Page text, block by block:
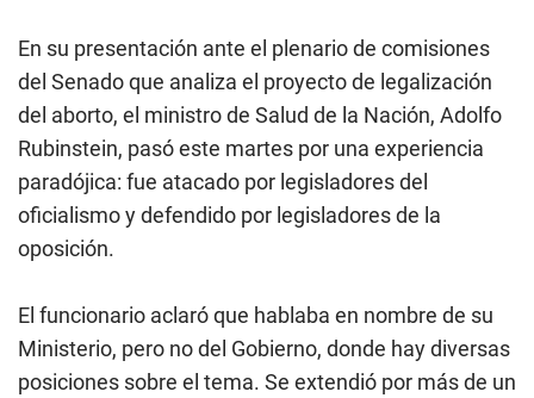
En su presentación ante el plenario de comisiones
del Senado que analiza el proyecto de legalización
del aborto, el ministro de Salud de la Nación, Adolfo
Rubinstein, pasó este martes por una experiencia
paradójica: fue atacado por legisladores del
oficialismo y defendido por legisladores de la
oposición.­
El funcionario aclaró que hablaba en nombre de su
Ministerio, pero no del Gobierno, donde hay diversas
posiciones sobre el tema. Se extendió por más de un